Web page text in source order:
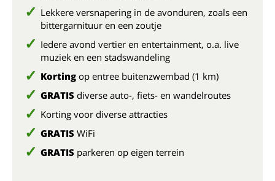
Lekkere versnapering in de avonduren, zoals een
bittergarnituur en een zoutje
Iedere avond vertier en entertainment, o.a. live
muziek en een stadswandeling
Korting op entree buitenzwembad (1 km)
GRATIS diverse auto-, fiets- en wandelroutes
Korting voor diverse attracties
GRATIS WiFi
GRATIS parkeren op eigen terrein